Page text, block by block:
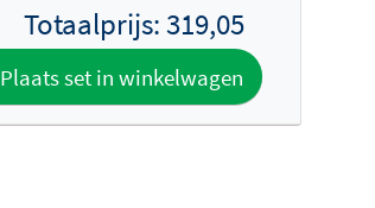
Totaalprijs:319,05
Plaats set in winkelwagen